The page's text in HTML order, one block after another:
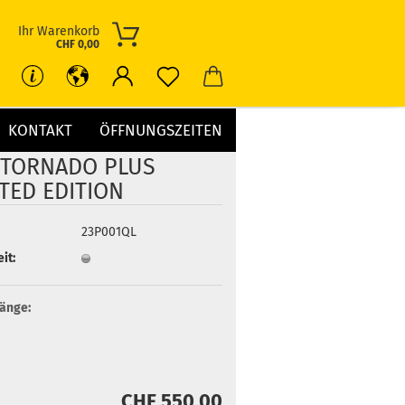
Ihr Warenkorb
CHF 0,00
KONTAKT ÖFFNUNGSZEITEN
PLUS
EDITION
23P001QL